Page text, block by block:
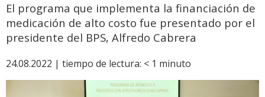
El programa que implementa la financiación de
medicación de alto costo fue presentado por el
presidente del BPS, Alfredo Cabrera
24.08.2022 | tiempo de lectura: < 1 minuto